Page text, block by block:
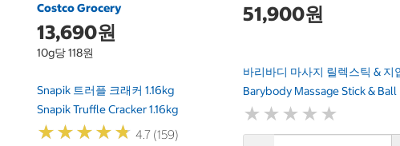
Costco Grocery
13,690원
10g당 118원
Snapik 트러플 크래커 1.16kg
Snapik Truffle Cracker 1.16kg
★★★★★
★★★★★ 4.7 (159)
51,900원
바리바디 마사지 릴렉스틱 & 지
Barybody Massage Stick & Ball
★ ★ ★ ★ ★
★ ★ ★ ★ ★